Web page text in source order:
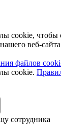
cookie, чтобы
веб-
файлов
cookie.
сотрудника